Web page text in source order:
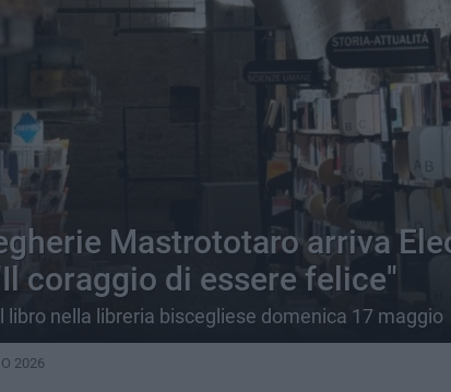
Mastrototaro arriva
coraggio di essere felice"
libro nella libreria biscegliese domenica 17 maggio
2026